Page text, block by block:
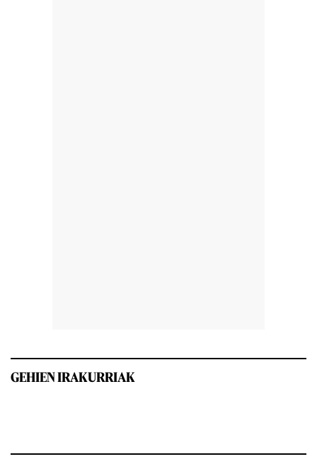
GEHIEN IRAKURRIAK